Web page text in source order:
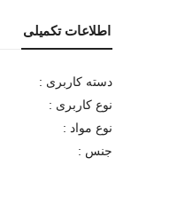
اطلاعات تکمیلی
دسته کاربری :
نوع کاربری :
نوع مواد :
جنس :